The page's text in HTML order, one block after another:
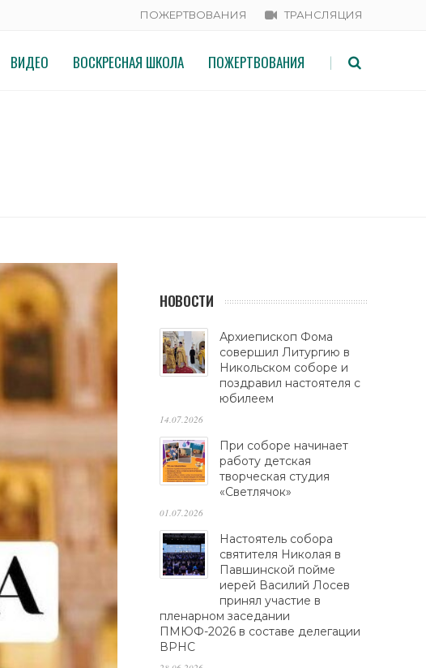
ТРАНСЛЯЦИЯ
ПОЖЕРТВОВАНИЯ
ВИДЕО ВОСКРЕСНАЯ ШКОЛА ПОЖЕРТВОВАНИЯ |
НОВОСТИ
Архиепископ Фома
совершил Литургию в
Никольском соборе и
поздравил настоятеля с
юбилеем
14.07.2026
При соборе начинает
работу детская
творческая студия
«Светлячок»
01.07.2026
Настоятель собора
святителя Николая в
Павшинской пойме
иерей Василий Лосев
принял участие в
пленарном заседании
ПМЮФ-2026 в составе делегации
ВРНС